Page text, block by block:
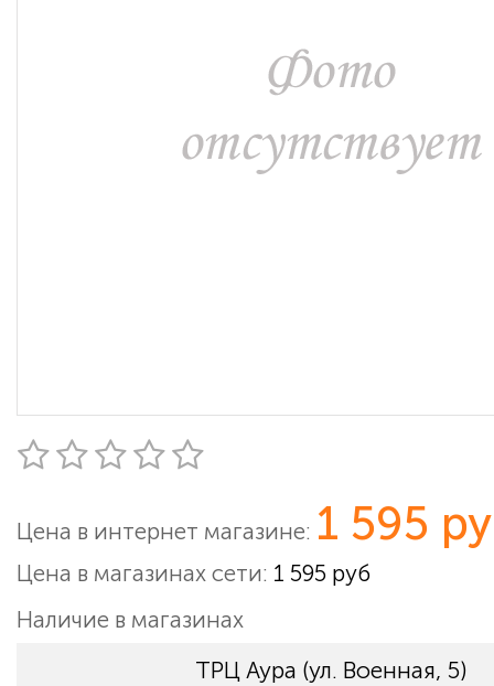
Цена в интернет магазине: 1 595
Цена в магазинах сети: 1 595 руб
Наличие в магазинах
ТРЦ Аура (ул. Военная, 5)